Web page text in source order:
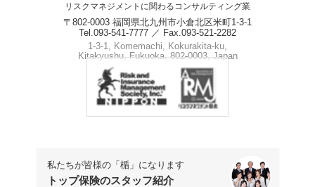
リスクマネジメントに関わるコンサルティング業
〒802-0003 福岡県北九州市小倉北区米町1-3-1
Tel.093-541-7777 ／ Fax.093-521-2282
1-3-1, Komemachi, Kokurakita-ku,
Kitakyushu, Fukuoka, 802-0003, Japan
Phone.+81-93-541-7777
私たちが皆様の「楯」になります
トップ保険のスタッフ紹介